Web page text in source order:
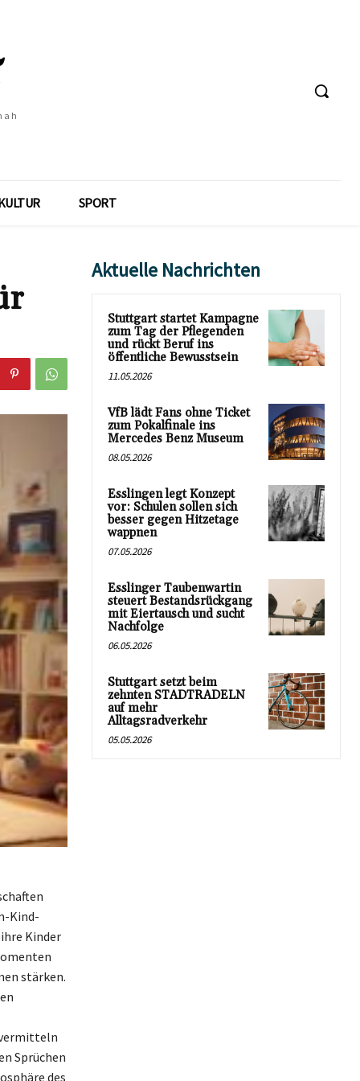
SPORT
Kind-
Kinder
stärken.
Sprüchen
des
Aktuelle Nachrichten
Stuttgart startet Kampagne
zum Tag der Pflegenden
und rückt Beruf ins
öffentliche Bewusstsein
11.05.2026
VfB lädt Fans ohne Ticket
zum Pokalfinale ins
Mercedes Benz Museum
08.05.2026
Esslingen legt Konzept
vor: Schulen sollen sich
besser gegen Hitzetage
wappnen
07.05.2026
Esslinger Taubenwartin
steuert Bestandsrückgang
mit Eiertausch und sucht
Nachfolge
06.05.2026
Stuttgart setzt beim
zehnten STADTRADELN
auf mehr
Alltagsradverkehr
05.05.2026